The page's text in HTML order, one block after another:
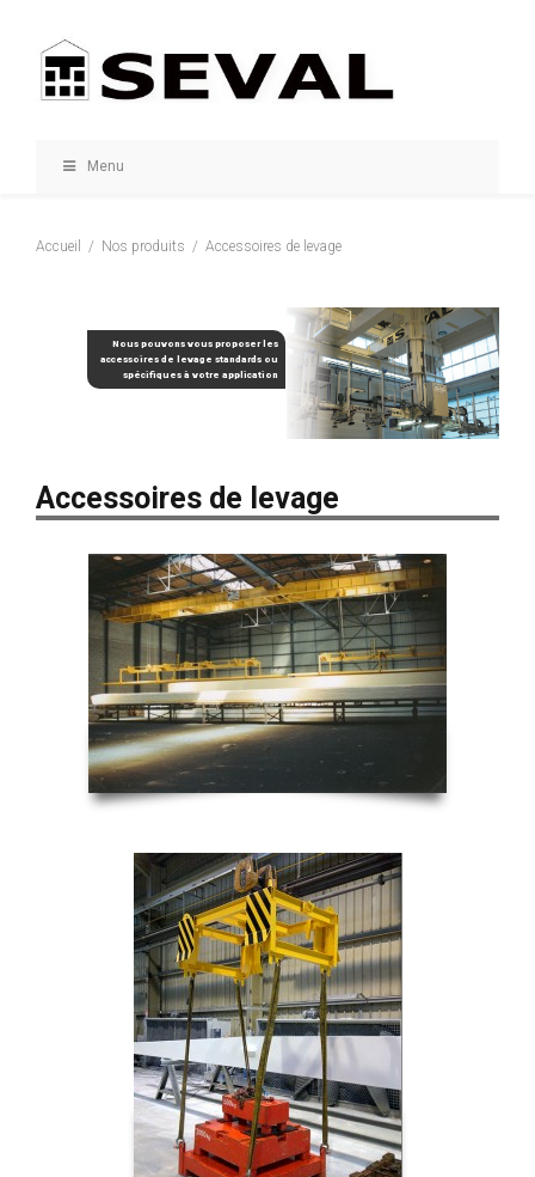
Menu
Accueil Nos produits Accessoires de levage
Nous pouvons vous proposer les
accessoires de levage standards ou
spécifiques à votre application
Accessoires de levage